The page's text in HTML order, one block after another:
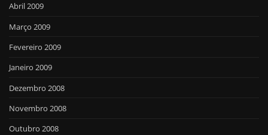
Abril 2009
Março 2009
Fevereiro 2009
Janeiro 2009
Dezembro 2008
Novembro 2008
Outubro 2008